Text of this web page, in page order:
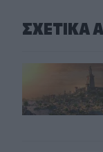
ΣΧΕΤΙΚA
Όταν ο